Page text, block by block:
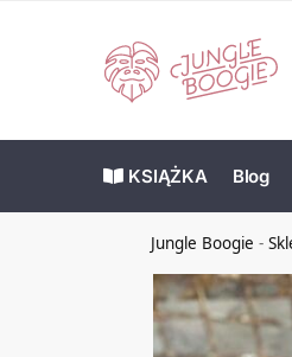
KSIĄŻKA Blog
Jungle Boogie -